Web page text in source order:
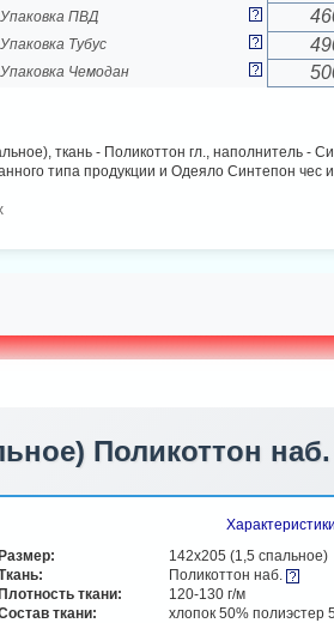
Упаковка ПВД
Упаковка Тубус
Упаковка Чемодан
ткань - Поликоттон гл., наполнитель -
типа продукции и Одеяло Синтепон чес
Поликоттон
Размер:
142х205 (1,5 спальное)
Поликоттон наб.
Плотность ткани:
120-130 г/м
ткани:
хлопок 50% полиэстер